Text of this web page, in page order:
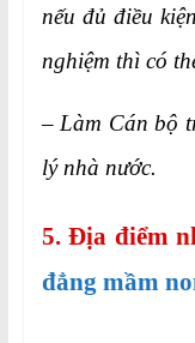
nếu đủ điều
nghiệm thì có
– Làm Cán bộ
lý nhà nước.
5. Địa điểm
đẳng mầm